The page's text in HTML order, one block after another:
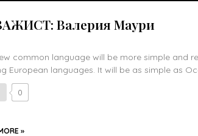
Валерия Маури
common language will be more simple and
European languages. It will be as simple as
0
»